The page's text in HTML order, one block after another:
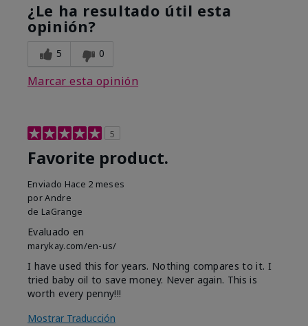
¿Le ha resultado útil esta
opinión?
5 0
Marcar esta opinión
5
Favorite product.
Enviado Hace 2 meses
porAndre
de LaGrange
Evaluado en
marykay.com/en-us/
I have used this for years. Nothing compares to it. I
tried baby oil to save money. Never again. This is
worth every penny!!!
Mostrar Traducción